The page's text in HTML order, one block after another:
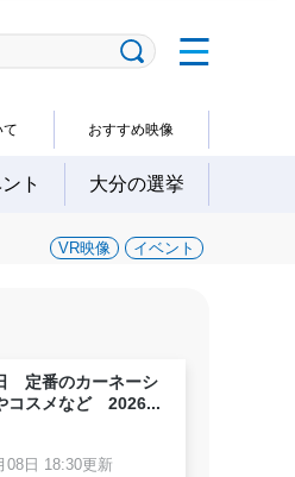
て おすすめ映像
ト 大分の選挙
VR映像 イベント
定番のカーネーシ
コスメなど 2026...
08日 18:30更新